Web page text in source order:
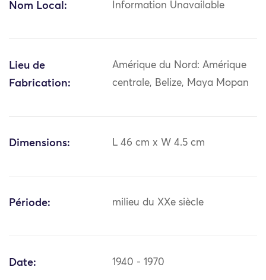
Nom Local: Information Unavailable
Lieu de
Fabrication:
Amérique du Nord: Amérique
centrale, Belize, Maya Mopan
Dimensions: L 46 cm x W 4.5 cm
Période: milieu du XXe siècle
Date: 1940 - 1970